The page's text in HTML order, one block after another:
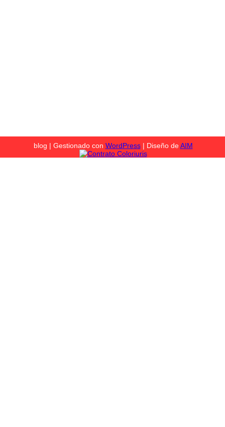
blog | Gestionado con WordPress| Diseño deAIM